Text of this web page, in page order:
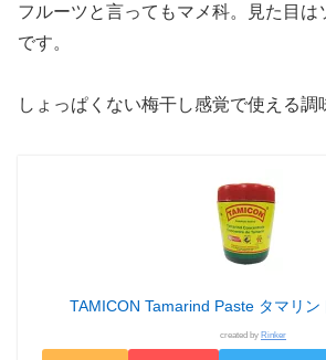
フルーツと言ってもマメ科。見た目は
です。
しょっぱくない梅干し感覚で使える調
TAMICON Tamarind Paste タマリン
created by Rinker